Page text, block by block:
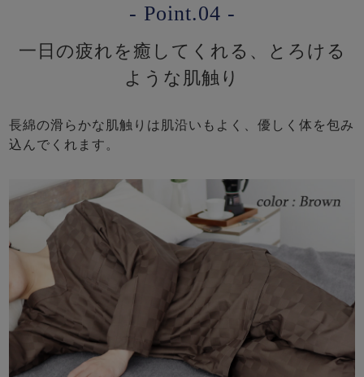
- Point.04 -
一日の疲れを癒してくれる、とろける
ような肌触り
長綿の滑らかな肌触りは肌沿いもよく、優しく体を包み
込んでくれます。